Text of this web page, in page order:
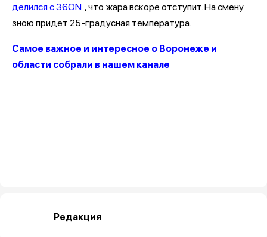
делился с 36ON , что жара вскоре отступит. На смену
зною придет 25-градусная температура.
Самое важное и интересное о Воронеже и
области собрали в нашем канале
Редакция